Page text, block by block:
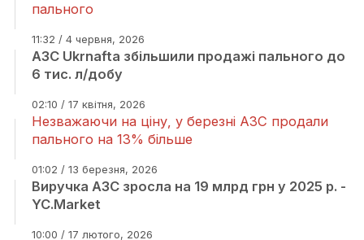
пального
11:32 / 4 червня, 2026
АЗС Ukrnafta збільшили продажі пального до
6 тис. л/добу
02:10 / 17 квітня, 2026
Незважаючи на ціну, у березні АЗС продали
пального на 13% більше
01:02 / 13 березня, 2026
Виручка АЗС зросла на 19 млрд грн у 2025 р. -
YC.Market
10:00 / 17 лютого, 2026